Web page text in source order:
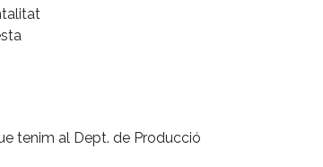
tenim al Dept. de Producció